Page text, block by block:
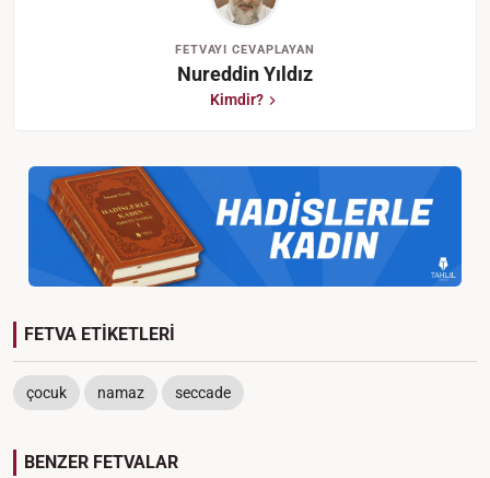
FETVAYI CEVAPLAYAN
Nureddin Yıldız
Kimdir?
FETVA ETİKETLERİ
çocuk namaz seccade
BENZER FETVALAR